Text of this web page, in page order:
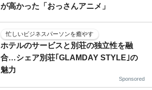
が高かった「おっさんアニメ」
忙しいビジネスパーソンを癒やす
ホテルのサービスと別荘の独立性を融
合…シェア別荘｢GLAMDAY STYLE｣の
魅力
Sponsored